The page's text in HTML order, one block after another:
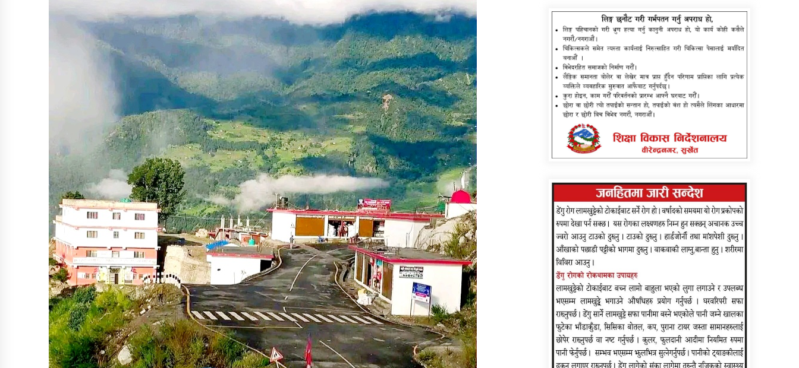
कर्णाली प्रदेश निर्माण व्यवसायी महासंघको
नेतृत्वमा न्यौपाने–बम भिड्ने संकेत, सहमतिको
निर्माण व्यवसायी महासंघको प्रदेश अधिवेशन,
सार्वजनिक खरिद सुधारदेखि नयाँ नेतृत्वसम्म
छलफल
कविता – बहुरङ्गी भेटिन्छन्
कर्णाली निर्माण व्यवसायी महासंघ अध्यक्षको
दौडमा न्यौपाने अनुभव र नेतृत्वको बलियो दाबी
कर्णालीमा मन्त्रालय भागबण्डामै अड्कियो शाही
सरकार
कांग्रेस असन्तुष्ट पक्षद्वारा शशांकको नेतृत्वमा
राष्ट्रिय भेला तयारी, नयाँ पार्टीको संकेत